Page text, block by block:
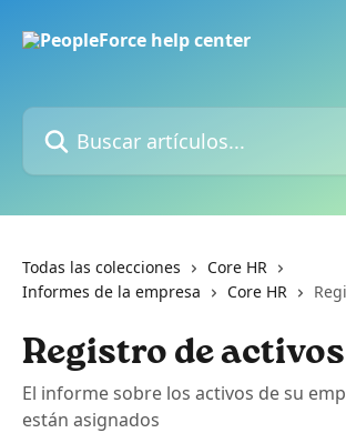
Buscar artículos...
Todas las colecciones
Core HR
Informes de la empresa
Core HR
Registro de activos
El informe sobre los activos de su
están asignados